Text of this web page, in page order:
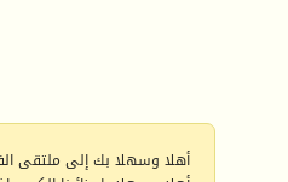
أهلا وسهلا بك إلى ملتقى